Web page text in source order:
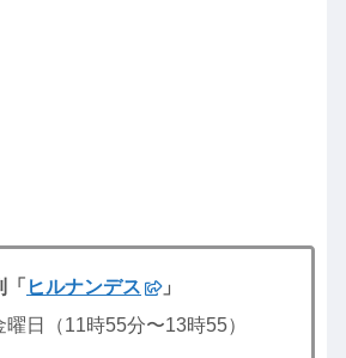
ヒルナンデス
」
日（11時55分〜13時55）